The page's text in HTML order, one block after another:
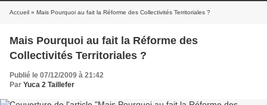
Accueil » Mais Pourquoi au fait la Réforme des Collectivités Territoriales ?
Mais Pourquoi au fait la Réforme des
Collectivités Territoriales ?
Publié le 07/12/2009 à 21:42
Par Yuca 2 Taillefer